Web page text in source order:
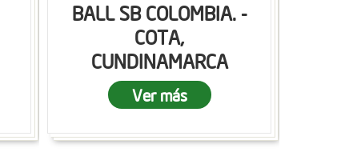
BALL SB COLOMBIA. -
COTA,
CUNDINAMARCA
Ver más